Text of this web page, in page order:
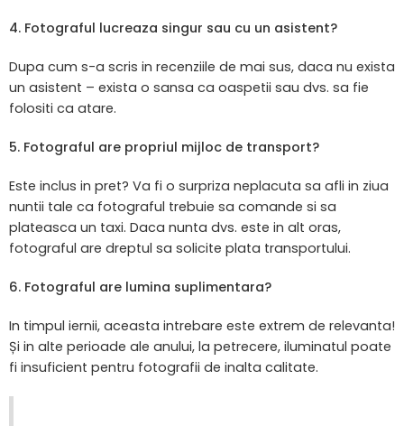
4. Fotograful lucreaza singur sau cu un asistent?
Dupa cum s-a scris in recenziile de mai sus, daca nu exista
un asistent – exista o sansa ca oaspetii sau dvs. sa fie
folositi ca atare.
5. Fotograful are propriul mijloc de transport?
Este inclus in pret? Va fi o surpriza neplacuta sa afli in ziua
nuntii tale ca fotograful trebuie sa comande si sa
plateasca un taxi. Daca nunta dvs. este in alt oras,
fotograful are dreptul sa solicite plata transportului.
6. Fotograful are lumina suplimentara?
In timpul iernii, aceasta intrebare este extrem de relevanta!
Și in alte perioade ale anului, la petrecere, iluminatul poate
fi insuficient pentru fotografii de inalta calitate.